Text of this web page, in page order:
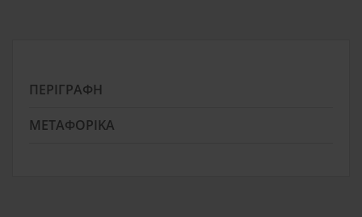
ΠΕΡΙΓΡΑΦΉ
ΜΕΤΑΦΟΡΙΚΆ